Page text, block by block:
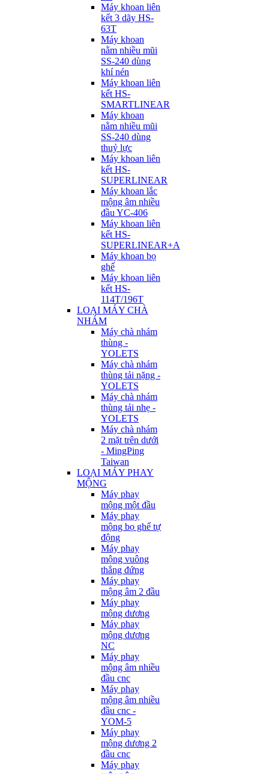
Máy khoan liên
kết 3 dãy HS-
63T
Máy khoan
nằm nhiều mũi
SS-240 dùng
khí nén
Máy khoan liên
kết HS-
SMARTLINEAR
Máy khoan
nằm nhiều mũi
SS-240 dùng
thuỷ lực
Máy khoan liên
kết HS-
SUPERLINEAR
Máy khoan lắc
mộng âm nhiều
đầu YC-406
Máy khoan liên
kết HS-
SUPERLINEAR+A
Máy khoan bọ
ghế
Máy khoan liên
kết HS-
114T/196T
LOẠI MÁY CHÀ
NHÁM
Máy chà nhám
thùng -
YOLETS
Máy chà nhám
thùng tải nặng -
YOLETS
Máy chà nhám
thùng tải nhẹ -
YOLETS
Máy chà nhám
2 mặt trên dưới
- MingPing
Taiwan
LOẠI MÁY PHAY
MỘNG
Máy phay
mộng một đầu
Máy phay
mộng bọ ghế tự
động
Máy phay
mộng vuông
thẳng đứng
Máy phay
mộng âm 2 đầu
Máy phay
mộng dương
Máy phay
mộng dương
NC
Máy phay
mộng âm nhiều
đầu cnc
Máy phay
mộng âm nhiều
đầu cnc -
YOM-5
Máy phay
mộng dương 2
đầu cnc
Máy phay